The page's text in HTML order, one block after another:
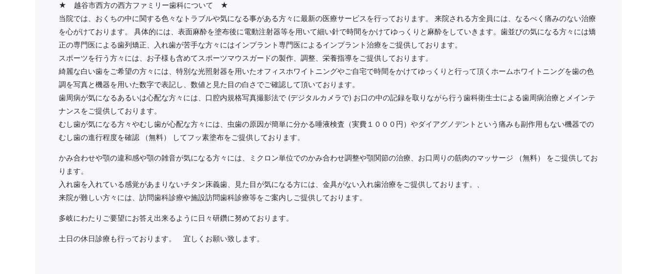
★ 越谷市西方の西方ファミリー歯科について ★
当院では、おくちの中に関する色々なトラブルや気になる事がある方々に最新の医療サービスを行っております。 来院される方全員には、なるべく痛みのない治療
を心がけております。 具体的には、表面麻酔を塗布後に電動注射器等を用いて細い針で時間をかけてゆっくりと麻酔をしていきます。歯並びの気になる方々には矯
正の専門医による歯列矯正、入れ歯が苦手な方々にはインプラント専門医によるインプラント治療をご提供しております。
スポーツを行う方々には、お子様も含めてスポーツマウスガードの製作、調整、栄養指導をご提供しております。
綺麗な白い歯をご希望の方々には、特別な光照射器を用いたオフィスホワイトニングやご自宅で時間をかけてゆっくりと行って頂くホームホワイトニングを歯の色
調を写真と機器を用いた数字で表記し、数値と見た目の白さでご確認して頂いております。
歯周病が気になるあるいは心配な方々には、口腔内規格写真撮影法で (デジタルカメラで) お口の中の記録を取りながら行う歯科衛生士による歯周病治療とメインテ
ナンスをご提供しております。
むし歯が気になる方々やむし歯が心配な方々には、虫歯の原因が簡単に分かる唾液検査（実費１０００円）やダイアグノデントという痛みも副作用もない機器での
むし歯の進行程度を確認 （無料） してフッ素塗布をご提供しております。
かみ合わせや顎の違和感や顎の雑音が気になる方々には、ミクロン単位でのかみ合わせ調整や顎関節の治療、お口周りの筋肉のマッサージ （無料） をご提供してお
ります。
入れ歯を入れている感覚があまりないチタン床義歯、見た目が気になる方には、金具がない入れ歯治療をご提供しております。、
来院が難しい方々には、訪問歯科診療や施設訪問歯科診療等をご案内しご提供しております。
多岐にわたりご要望にお答え出来るように日々研鑽に努めております。
土日の休日診療も行っております。 宜しくお願い致します。